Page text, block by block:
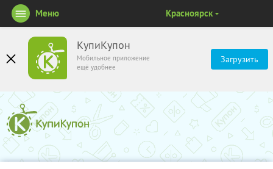
КупиКупон
Мобильное приложение
ещё удобнее
Загрузить
Меню Красноярск